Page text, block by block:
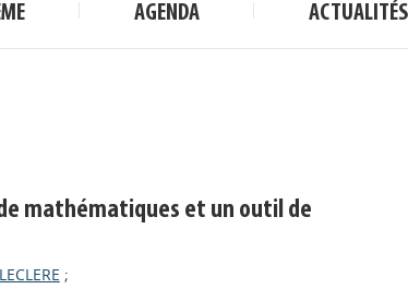
AGENDA ACTUALITÉS
mathématiques et un outil de
;